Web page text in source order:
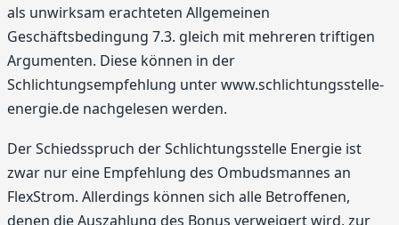
als unwirksam erachteten Allgemeinen
Geschäftsbedingung 7.3. gleich mit mehreren triftigen
Argumenten. Diese können in der
Schlichtungsempfehlung unter www.schlichtungsstelle-
energie.de nachgelesen werden.
Der Schiedsspruch der Schlichtungsstelle Energie ist
zwar nur eine Empfehlung des Ombudsmannes an
FlexStrom. Allerdings können sich alle Betroffenen,
denen die Auszahlung des Bonus verweigert wird, zur